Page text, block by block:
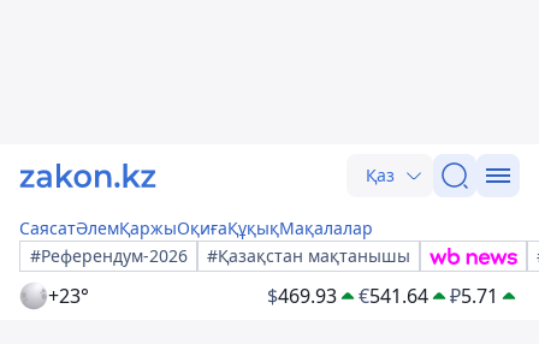
Қаз
СаясатӘлемҚаржыОқиғаҚұқықМақалалар
#Референдум-2026
#Қазақстан мақтанышы
+23° $469.93 €541.64 ₽5.71